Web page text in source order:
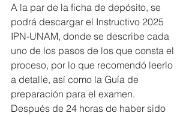
A la par de la ficha de depósito, se
podrá descargar el Instructivo 2025
IPN-UNAM, donde se describe cada
uno de los pasos de los que consta el
proceso, por lo que recomendó leerlo
a detalle, así como la Guía de
preparación para el examen.
Después de 24 horas de haber sido